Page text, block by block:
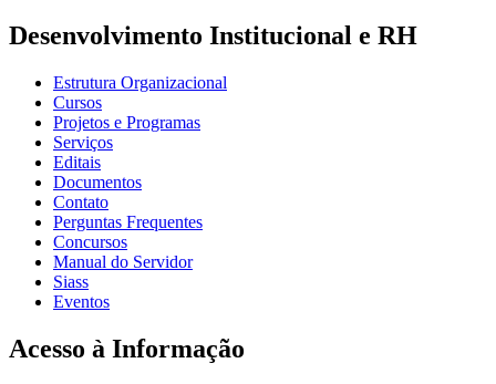
Desenvolvimento Institucional e RH
Estrutura Organizacional
Cursos
Projetos e Programas
Serviços
Editais
Documentos
Contato
Perguntas Frequentes
Concursos
Manual do Servidor
Siass
Eventos
Acesso à Informação